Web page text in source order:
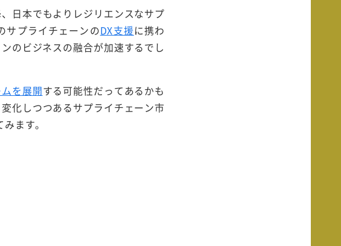
日本でもよりレジリエンスなサプ
サプライチェーンのDX支援に携わ
のビジネスの融合が加速するでし
を展開する可能性だってあるかも
化しつつあるサプライチェーン市
ます。